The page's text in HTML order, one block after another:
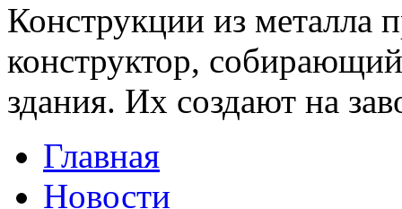
Конструкции из металла
конструктор,
здания. Их создают на
Главная
Новости